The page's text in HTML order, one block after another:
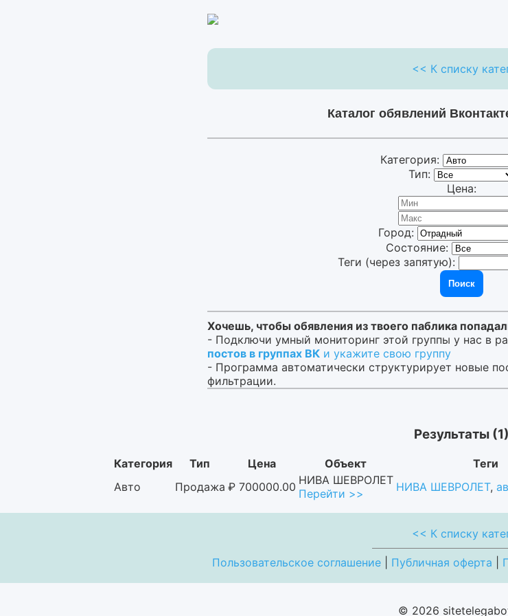
<< К списку
Каталог обявлений
Категория:
Тип:
Цена:
Город:
Состояние:
Теги (через запятую):
Поиск
Хочешь, чтобы обявления из твоего паблика
- Подключи умный мониторинг этой группы у нас в
постов в группах ВК и укажите свою группу
- Программа автоматически структурирует новые
фильтрации.
Результаты (1)
Категория Тип Цена Объект Теги
Авто
Продажа ₽ 700000.00 НИВА ШЕВРОЛЕТ
Перейти >>
НИВА ШЕВРОЛЕТ,
<< К списку
Пользовательское соглашение Публичная оферта
© 2026